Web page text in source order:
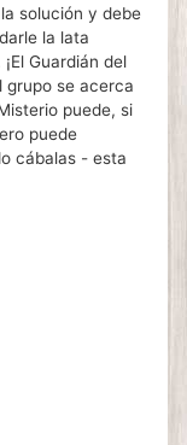
solución y debe
la lata
Guardián del
grupo se acerca
puede, si
puede
cábalas - esta